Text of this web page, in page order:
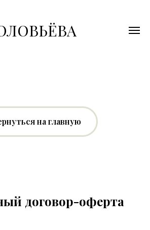
на главную
договор-оферта